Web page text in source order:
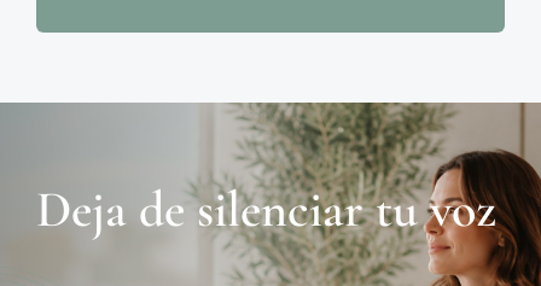
Deja de silenciar tu voz